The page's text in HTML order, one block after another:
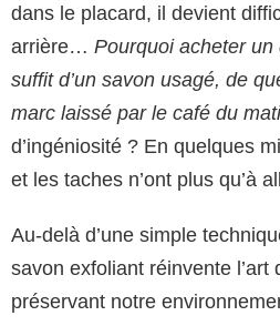
dans le placard, il devient
arrière… Pourquoi acheter un
suffit d’un savon usagé, de
marc laissé par le café du
d’ingéniosité ? En quelques
et les taches n’ont plus qu’à
Au-delà d’une simple
savon exfoliant réinvente l’art
préservant notre